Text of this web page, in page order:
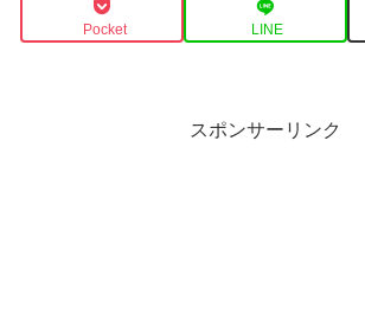
Pocket LINE
スポンサーリンク